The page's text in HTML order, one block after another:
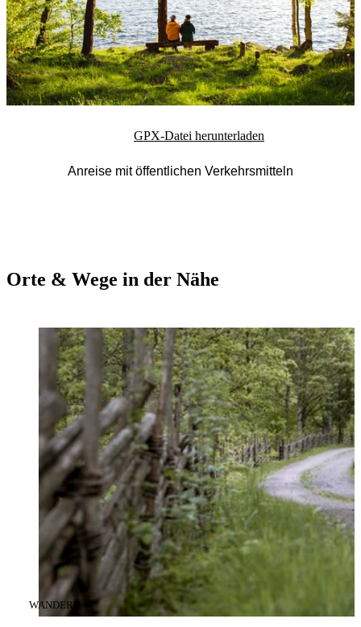
GPX-Datei herunterladen
Anreise mit öffentlichen Verkehrsmitteln
Orte & Wege in der Nähe
KATEGORIE
WANDERN